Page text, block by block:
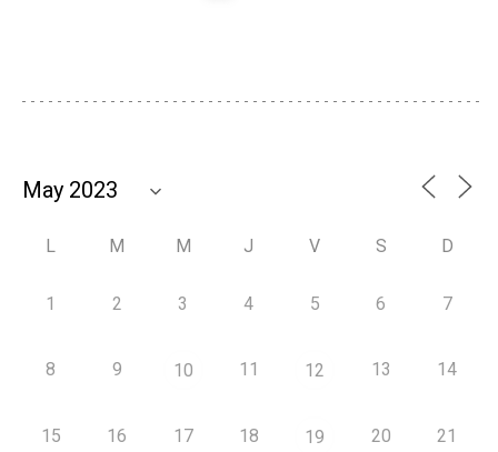
L M M J V S D
1 2 3 4 5 6 7
8 9 10 11 12 13 14
15 16 17 18 19 20 21